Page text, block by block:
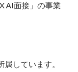
AI面接」の事業
しています。